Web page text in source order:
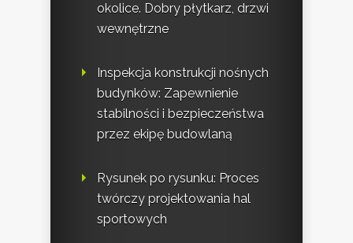
okolice. Dobry płytkarz, drzwi
wewnętrzne
Inspekcja konstrukcji nośnych
budynków: Zapewnienie
stabilności i bezpieczeństwa
przez ekipę budowlaną
Rysunek po rysunku: Proces
twórczy projektowania hal
sportowych